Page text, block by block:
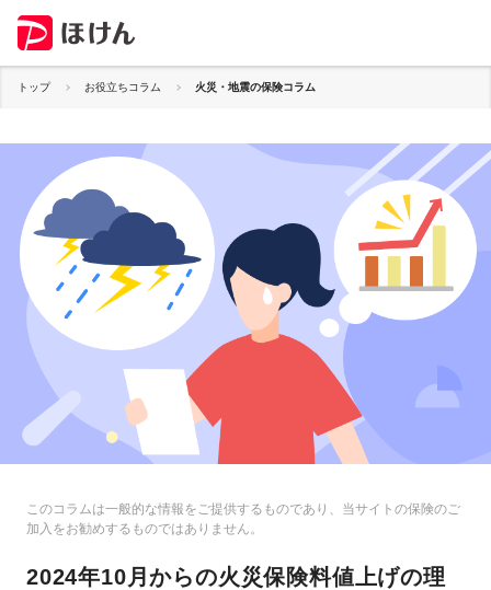
トップ お役立ちコラム 火災・地震の保険コラム
このコラムは一般的な情報をご提供するものであり、当サイトの保険のご
加入をお勧めするものではありません。
2024年10月からの火災保険料値上げの理